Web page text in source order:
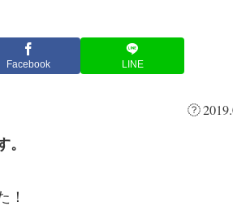
Facebook LINE
。
！